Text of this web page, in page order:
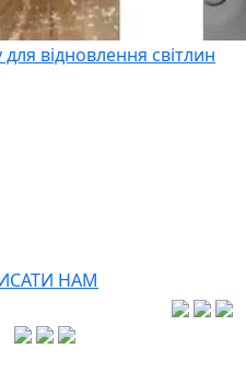
відновлення світлин
НАМ